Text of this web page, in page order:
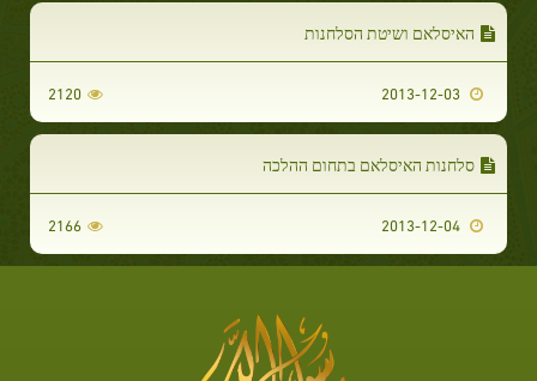
האיסלאם ושיטת הסלחנות
2120
סלחנות האיסלאם בתחום ההלכה
2166